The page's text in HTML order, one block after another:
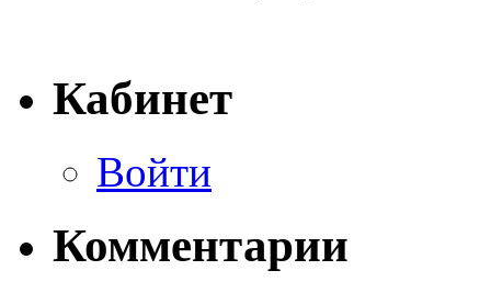
Кабинет
Войти
Комментарии